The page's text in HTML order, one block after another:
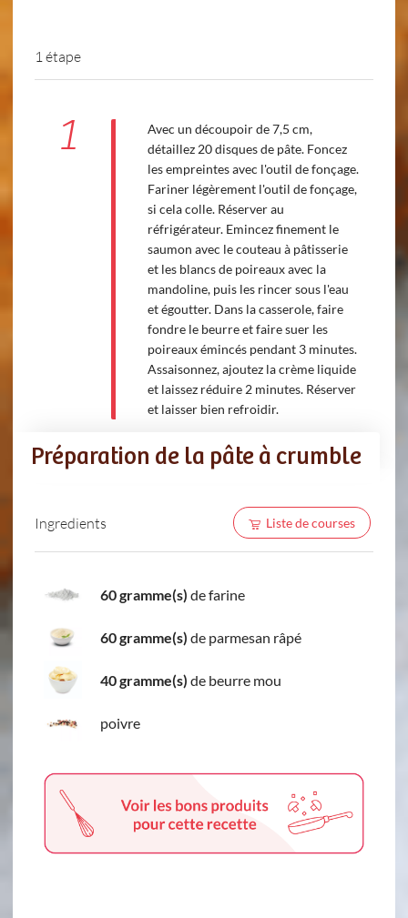
1 étape
1
Avec un découpoir de 7,5 cm,
détaillez 20 disques de pâte. Foncez
les empreintes avec l'outil de fonçage.
Fariner légèrement l'outil de fonçage,
si cela colle. Réserver au
réfrigérateur. Emincez finement le
saumon avec le couteau à pâtisserie
et les blancs de poireaux avec la
mandoline, puis les rincer sous l'eau
et égoutter. Dans la casserole, faire
fondre le beurre et faire suer les
poireaux émincés pendant 3 minutes.
Assaisonnez, ajoutez la crème liquide
et laissez réduire 2 minutes. Réserver
et laisser bien refroidir.
Préparation de la pâte à crumble
Ingredients Liste de courses
60 gramme(s) de farine
60 gramme(s) de parmesan râpé
40 gramme(s) de beurre mou
poivre